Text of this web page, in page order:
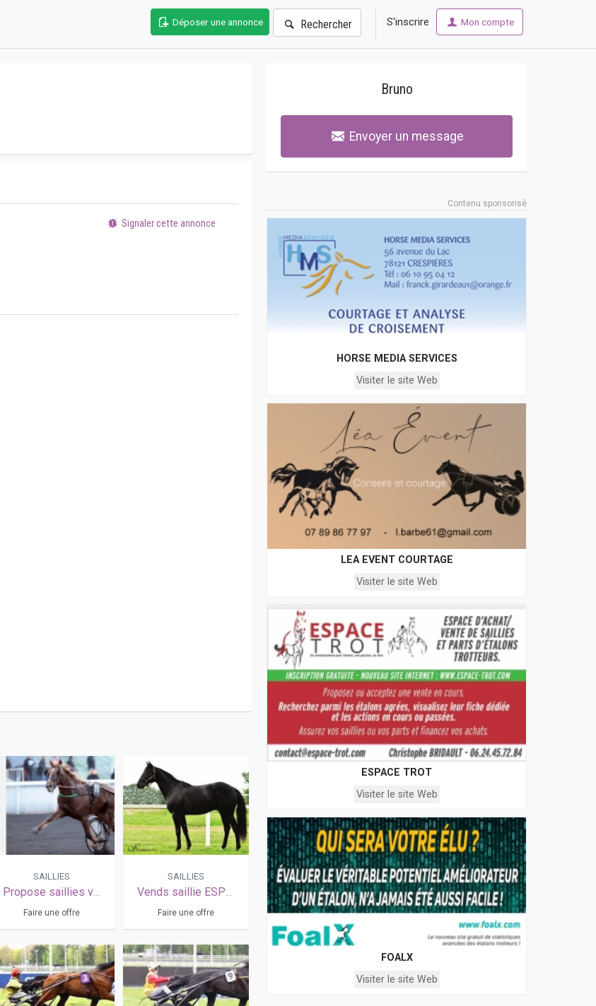
Déposer une annonce Rechercher S'inscrire Mon compte
Signaler cette annonce
SAILLIES
Propose saillies vente ou arrangement prime eleveur
Faire une offre
SAILLIES
Vends saillie ESPOIR PRESTANCE (Ready Cash - Quelle Prestance par Buvetier d'Aunou)
Faire une offre
Bruno
Envoyer un message
Contenu sponsorisé
HORSE MEDIA SERVICES
Visiter le site Web
LEA EVENT COURTAGE
Visiter le site Web
ESPACE TROT
Visiter le site Web
FOALX
Visiter le site Web